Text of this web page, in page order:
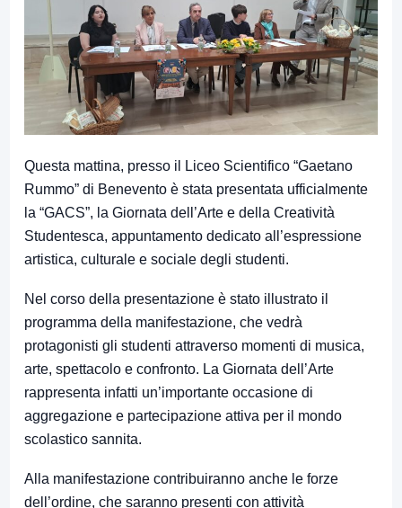
Questa mattina, presso il Liceo Scientifico “Gaetano
Rummo” di Benevento è stata presentata ufficialmente
la “GACS”, la Giornata dell’Arte e della Creatività
Studentesca, appuntamento dedicato all’espressione
artistica, culturale e sociale degli studenti.
Nel corso della presentazione è stato illustrato il
programma della manifestazione, che vedrà
protagonisti gli studenti attraverso momenti di musica,
arte, spettacolo e confronto. La Giornata dell’Arte
rappresenta infatti un’importante occasione di
aggregazione e partecipazione attiva per il mondo
scolastico sannita.
Alla manifestazione contribuiranno anche le forze
dell’ordine, che saranno presenti con attività